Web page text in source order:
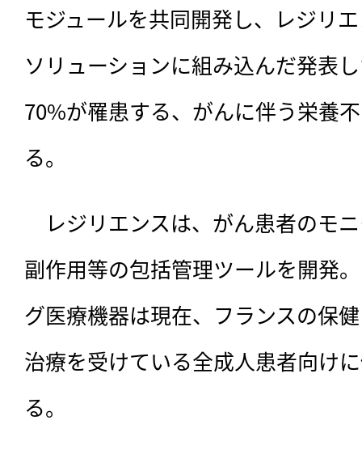
モジュールを共同開発し、レジリ
ソリューションに組み込んだ発表
70%が罹患する、がんに伴う栄養
る。
レジリエンスは、 がん患者のモ
副作用等の包括管理ツールを開発
グ医療機器は現在、フランスの保
治療を受けている全成人患者向け
る。